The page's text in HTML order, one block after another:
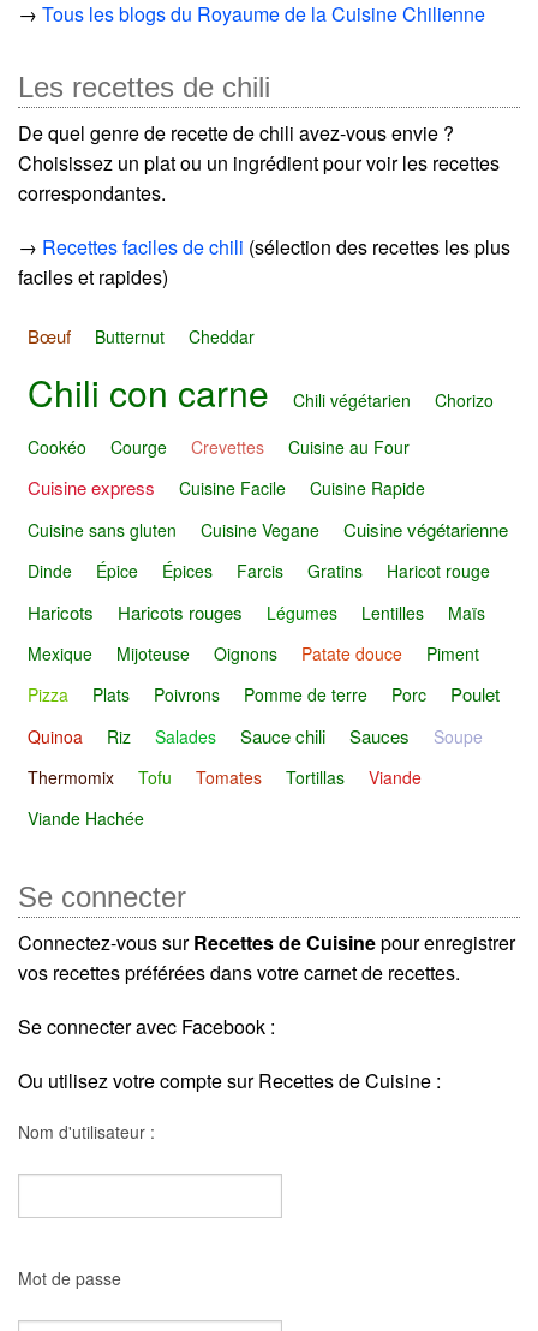
→ Tous les blogs du Royaume de la Cuisine Chilienne
Les recettes de chili
De quel genre de recette de chili avez-vous envie ?
Choisissez un plat ou un ingrédient pour voir les recettes
correspondantes.
→ Recettes faciles de chili (sélection des recettes les plus
faciles et rapides)
Bœuf Butternut Cheddar
Chili con carne Chili végétarien
Chorizo
Cookéo
Courge Crevettes Cuisine au Four
Cuisine express Cuisine Facile
Cuisine Rapide
Cuisine sans gluten
Cuisine Vegane Cuisine végétarienne
Dinde Épice Épices Farcis Gratins Haricot rouge
Haricots Haricots rouges Légumes Lentilles
Maïs
Mexique
Mijoteuse Oignons Patate douce
Piment
Pizza
Plats Poivrons Pomme de terre Porc Poulet
Quinoa Riz Salades Sauce chili Sauces
Soupe
Thermomix
Tofu Tomates Tortillas
Viande
Viande Hachée
Se connecter
Connectez-vous surRecettes de Cuisinepour enregistrer
vos recettes préférées dans votre carnet de recettes.
Se connecter avec Facebook :
Ou utilisez votre compte sur Recettes de Cuisine :
Nom d'utilisateur :
Mot de passe